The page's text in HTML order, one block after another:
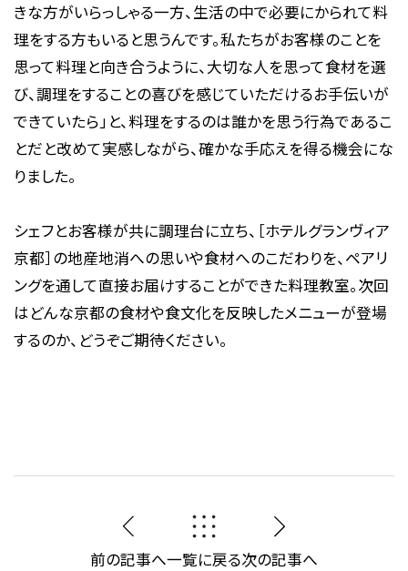
きな方がいらっしゃる一方、生活の中で必要にかられて料
理をする方もいると思うんです。私たちがお客様のことを
思って料理と向き合うように、大切な人を思って食材を選
び、調理をすることの喜びを感じていただけるお手伝いが
できていたら」と、料理をするのは誰かを思う行為であるこ
とだと改めて実感しながら、確かな手応えを得る機会にな
りました。
シェフとお客様が共に調理台に立ち、［ホテルグランヴィア
京都］の地産地消への思いや食材へのこだわりを、ペアリ
ングを通して直接お届けすることができた料理教室。次回
はどんな京都の食材や食文化を反映したメニューが登場
するのか、どうぞご期待ください。
前の記事へ一覧に戻る次の記事へ